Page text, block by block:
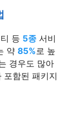
등 5종 서비
약 85% 로 높
경우도 많아
포함된 패키지